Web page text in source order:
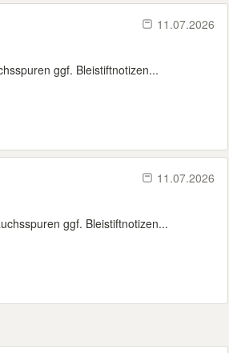
11.07.2026
ggf. Bleistiftnotizen...
11.07.2026
ggf. Bleistiftnotizen...